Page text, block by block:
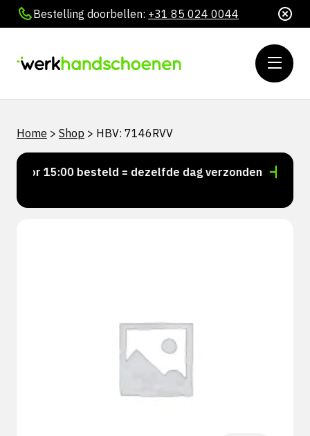
Bestelling doorbellen: +31 85 024 0044
Home > Shop > HBV: 7146RVV
Voor 15:00 besteld = dezelfde dag verzonden